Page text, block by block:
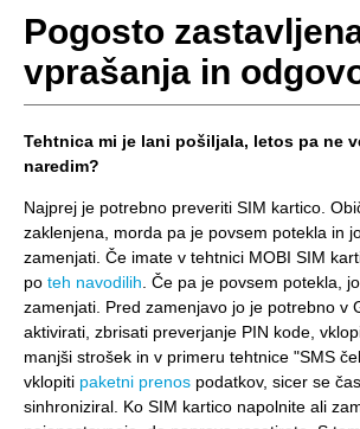
Pogosto
vprašanja in
Tehtnica mi je lani pošiljala, letos pa ne
naredim?
Najprej je potrebno preveriti SIM kartico.
zaklenjena, morda pa je povsem potekla in
zamenjati. Če imate v tehtnici MOBI SIM
po teh navodilih . Če pa je povsem potekla,
zamenjati. Pred zamenjavo jo je potrebno v
aktivirati, zbrisati preverjanje PIN kode,
manjši strošek in v primeru tehtnice "SMS
vklopiti paketni prenos podatkov, sicer se
sinhroniziral. Ko SIM kartico napolnite ali